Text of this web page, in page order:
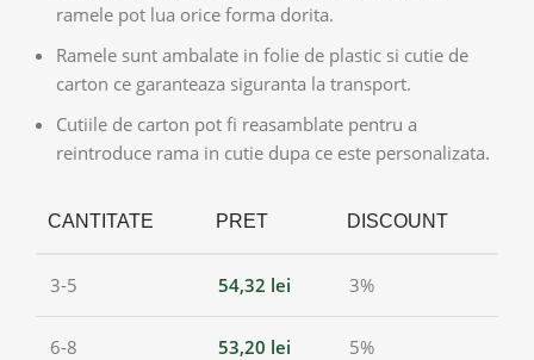
ramele pot lua orice forma dorita.
Ramele sunt ambalate in folie de plastic si cutie de
carton ce garanteaza siguranta la transport.
Cutiile de carton pot fi reasamblate pentru a
reintroduce rama in cutie dupa ce este personalizata.
CANTITATE PRET DISCOUNT
3-5 54,32 lei 3%
6-8 53,20 lei 5%